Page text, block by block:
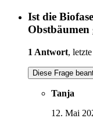
Ist die
Obstbäumen
1 Antwort,
Diese Frage
Tanja
12. Mai